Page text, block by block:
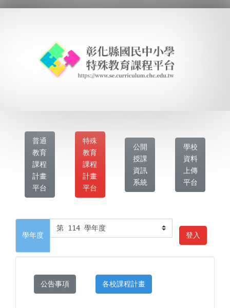
普通
教育
課程
計畫
平台
特殊
教育
課程
計畫
平台
公開
授課
資訊
系統
學校
資料
上傳
平台
學年度 登入
公告事項 各校課程計畫